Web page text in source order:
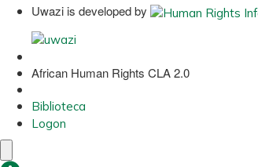
Uwazi is developed by
African Human Rights CLA 2.0
Biblioteca
Logon